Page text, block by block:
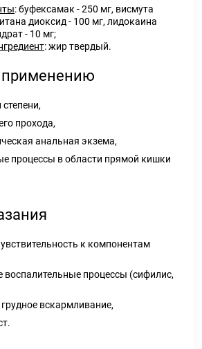
: буфексамак - 250 мг, висмута
диоксид - 100 мг, лидокаина
- 10 мг;
: жир твердый.
применению
прохода,
анальная экзема,
процессы в области прямой кишки
к компонентам
воспалительные процессы (сифилис,
вскармливание,